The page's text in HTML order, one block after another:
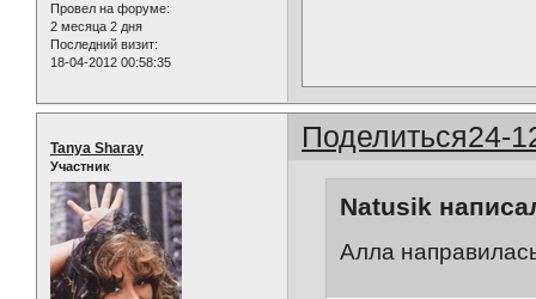
Провел на форуме:
2 месяца 2 дня
Последний визит:
18-04-2012 00:58:35
Поделиться24-
Tanya Sharay
Участник
Natusik
Алла